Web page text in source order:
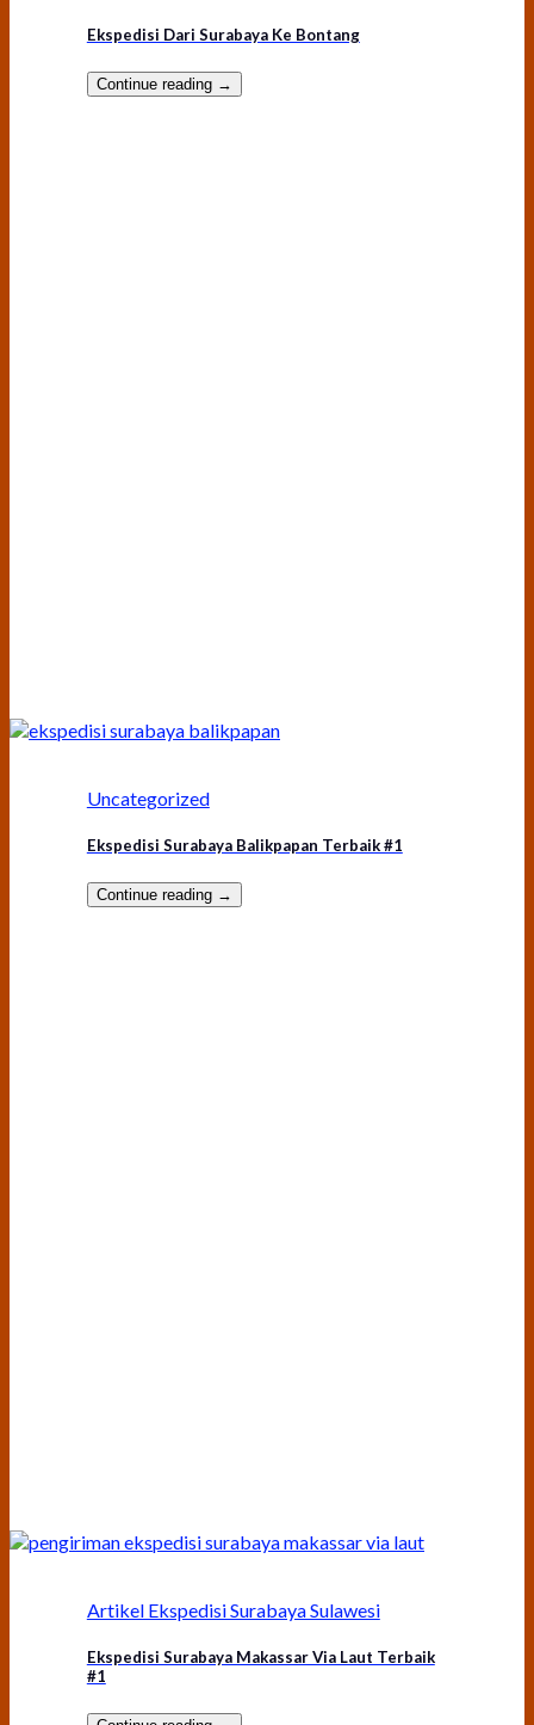
Ekspedisi Dari Surabaya Ke Bontang
Continue reading →
Uncategorized
Ekspedisi Surabaya Balikpapan Terbaik #1
Continue reading →
Artikel Ekspedisi Surabaya Sulawesi
Ekspedisi Surabaya Makassar Via Laut Terbaik
#1